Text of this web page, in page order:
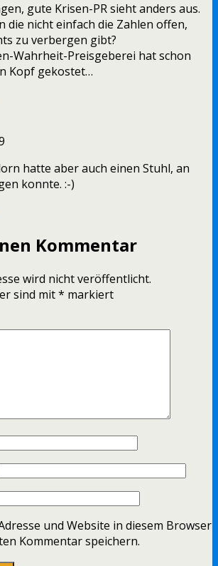
gute Krisen-PR sieht anders aus.
die nicht einfach die Zahlen offen,
zu verbergen gibt?
Wahrheit-Preisgeberei hat schon
Kopf gekostet…
hatte aber auch einen Stuhl, an
konnte. :-)
Kommentar
wird nicht veröffentlicht.
sind mit* markiert
und Website in diesem Browser
Kommentar speichern.